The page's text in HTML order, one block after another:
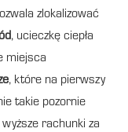
zlokalizować
, ucieczkę ciepła
miejsca
, które na pierwszy
takie pozornie
rachunki za